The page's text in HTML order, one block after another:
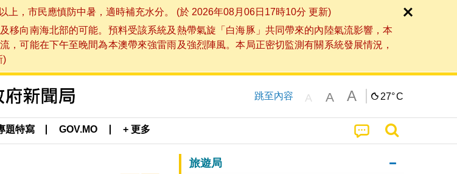
，市民應慎防中暑，適時補充水分。 (於 2026年08月06日17時10分 更新)
移向南海北部的可能。預料受該系統及熱帶氣旋「白海豚」共同帶來的內陸氣流影響，本
可能在下午至晚間為本澳帶來強雷雨及強烈陣風。本局正密切監測有關系統發展情況，
)
跳至內容 A A A 27°C
題特寫 GOV.MO + 更多
旅遊局